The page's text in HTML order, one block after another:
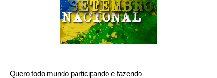
Quero todo mundo participando e fazendo